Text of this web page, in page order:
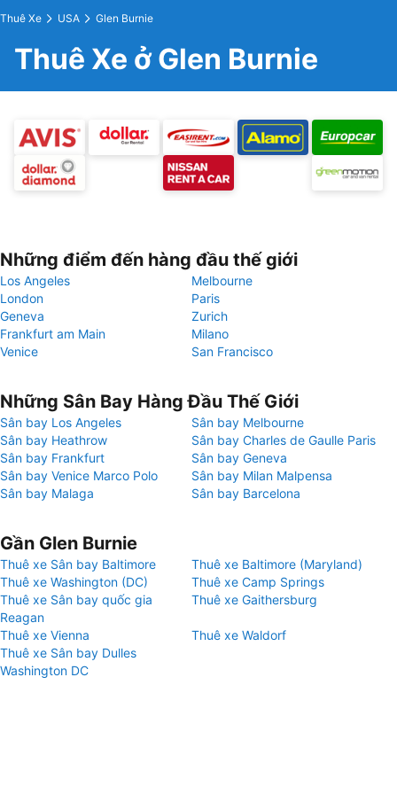
Thuê Xe USA Glen Burnie
Thuê Xe ở Glen Burnie
Những điểm đến hàng đầu thế giới
Los Angeles
Melbourne
London
Paris
Geneva
Zurich
Frankfurt am Main
Milano
Venice
San Francisco
Những Sân Bay Hàng Đầu Thế Giới
Sân bay Los Angeles
Sân bay Melbourne
Sân bay Heathrow
Sân bay Charles de Gaulle Paris
Sân bay Frankfurt
Sân bay Geneva
Sân bay Venice Marco Polo
Sân bay Milan Malpensa
Sân bay Malaga
Sân bay Barcelona
Gần Glen Burnie
Thuê xe Sân bay Baltimore
Thuê xe Baltimore (Maryland)
Thuê xe Washington (DC)
Thuê xe Camp Springs
Thuê xe Sân bay quốc gia
Reagan
Thuê xe Gaithersburg
Thuê xe Vienna
Thuê xe Waldorf
Thuê xe Sân bay Dulles
Washington DC